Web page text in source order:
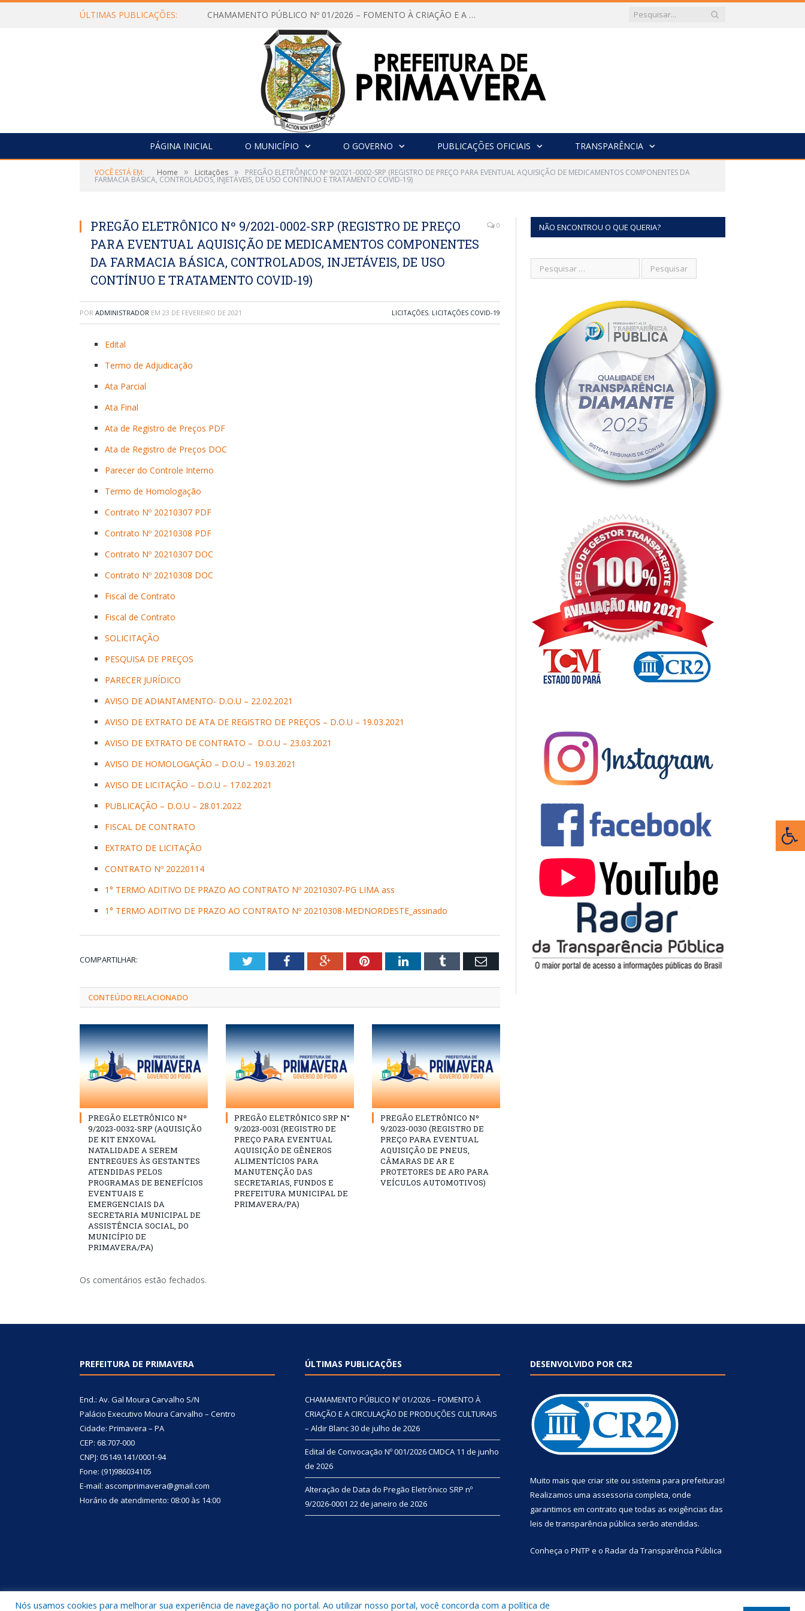
ÚLTIMAS PUBLICAÇÕES: CHAMAMENTO PÚBLICO Nº 01/2026 – FOMENTO À CRIAÇÃO E A CIRCULAÇÃO DE PRODUÇÕES CULTURAIS – Aldir Blanc
PÁGINA INICIAL O MUNICÍPIO O GOVERNO PUBLICAÇÕES OFICIAIS TRANSPARÊNCIA
VOCÊ ESTÁ EM: Home » Licitações » PREGÃO ELETRÔNICO Nº 9/2021-0002-SRP (REGISTRO DE PREÇO PARA EVENTUAL AQUISIÇÃO DE MEDICAMENTOS COMPONENTES DA
FARMACIA BÁSICA, CONTROLADOS, INJETÁVEIS, DE USO CONTÍNUO E TRATAMENTO COVID-19)
PREGÃO ELETRÔNICO Nº 9/2021-0002-SRP (REGISTRO DE PREÇO
PARA EVENTUAL AQUISIÇÃO DE MEDICAMENTOS COMPONENTES
DA FARMACIA BÁSICA, CONTROLADOS, INJETÁVEIS, DE USO
CONTÍNUO E TRATAMENTO COVID-19)
0
POR ADMINISTRADOR EM 23 DE FEVEREIRO DE 2021 LICITAÇÕES, LICITAÇÕES COVID-19
Edital
Termo de Adjudicação
Ata Parcial
Ata Final
Ata de Registro de Preços PDF
Ata de Registro de Preços DOC
Parecer do Controle Interno
Termo de Homologação
Contrato Nº 20210307 PDF
Contrato Nº 20210308 PDF
Contrato Nº 20210307 DOC
Contrato Nº 20210308 DOC
Fiscal de Contrato
Fiscal de Contrato
SOLICITAÇÃO
PESQUISA DE PREÇOS
PARECER JURÍDICO
AVISO DE ADIANTAMENTO- D.O.U – 22.02.2021
AVISO DE EXTRATO DE ATA DE REGISTRO DE PREÇOS – D.O.U – 19.03.2021
AVISO DE EXTRATO DE CONTRATO – D.O.U – 23.03.2021
AVISO DE HOMOLOGAÇÃO – D.O.U – 19.03.2021
AVISO DE LICITAÇÃO – D.O.U – 17.02.2021
PUBLICAÇÃO – D.O.U – 28.01.2022
FISCAL DE CONTRATO
EXTRATO DE LICITAÇÃO
CONTRATO Nº 20220114
1° TERMO ADITIVO DE PRAZO AO CONTRATO Nº 20210307-PG LIMA ass
1° TERMO ADITIVO DE PRAZO AO CONTRATO Nº 20210308-MEDNORDESTE_assinado
COMPARTILHAR: TwitterFacebookGoogle+PinterestLinkedInTumblr Email
CONTEÚDO RELACIONADO
PREGÃO ELETRÔNICO Nº
9/2023-0032-SRP (AQUISIÇÃO
DE KIT ENXOVAL
NATALIDADE A SEREM
ENTREGUES ÀS GESTANTES
ATENDIDAS PELOS
PROGRAMAS DE BENEFÍCIOS
EVENTUAIS E
EMERGENCIAIS DA
SECRETARIA MUNICIPAL DE
ASSISTÊNCIA SOCIAL, DO
MUNICÍPIO DE
PRIMAVERA/PA)
PREGÃO ELETRÔNICO SRP N°
9/2023-0031 (REGISTRO DE
PREÇO PARA EVENTUAL
AQUISIÇÃO DE GÊNEROS
ALIMENTÍCIOS PARA
MANUTENÇÃO DAS
SECRETARIAS, FUNDOS E
PREFEITURA MUNICIPAL DE
PRIMAVERA/PA)
PREGÃO ELETRÔNICO Nº
9/2023-0030 (REGISTRO DE
PREÇO PARA EVENTUAL
AQUISIÇÃO DE PNEUS,
CÂMARAS DE AR E
PROTETORES DE ARO PARA
VEÍCULOS AUTOMOTIVOS)
Os comentários estão fechados.
NÃO ENCONTROU O QUE QUERIA?
PREFEITURA DE PRIMAVERA
End.: Av. Gal Moura Carvalho S/N
Palácio Executivo Moura Carvalho – Centro
Cidade: Primavera – PA
CEP: 68.707-000
CNPJ: 05149.141/0001-94
Fone: (91)986034105
E-mail: ascomprimavera@gmail.com
Horário de atendimento: 08:00 às 14:00
ÚLTIMAS PUBLICAÇÕES
CHAMAMENTO PÚBLICO Nº 01/2026 – FOMENTO À
CRIAÇÃO E A CIRCULAÇÃO DE PRODUÇÕES CULTURAIS
– Aldir Blanc30 de julho de 2026
Edital de Convocação Nº 001/2026 CMDCA 11 de junho
de 2026
Alteração de Data do Pregão Eletrônico SRP nº
9/2026-0001 22 de janeiro de 2026
DESENVOLVIDO POR CR2
Muito mais que criar site ou sistema para prefeituras!
Realizamos uma assessoria completa, onde
garantimos em contrato que todas as exigências das
leis de transparência pública serão atendidas.
Conheça o PNTP e o Radar da Transparência Pública
Nós usamos cookies para melhorar sua experiência de navegação no portal. Ao utilizar nosso portal, você concorda com a política de